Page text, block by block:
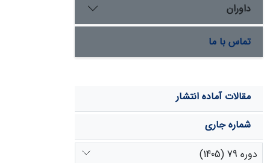
داوران
تماس با ما
مقالات آماده انتشار
شماره جاری
دوره 79 (1405)